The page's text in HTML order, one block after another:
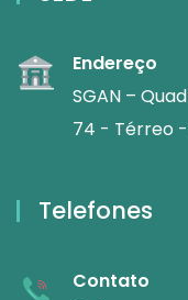
Endereço
SGAN –
74 - Térreo -
Telefones
Contato